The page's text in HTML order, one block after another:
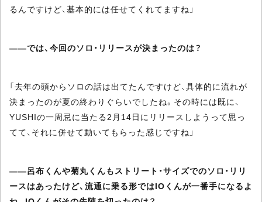
るんですけど、基本的には任せてくれてますね」
――では、今回のソロ・リリースが決まったのは？
「去年の頭からソロの話は出てたんですけど、具体的に流れが
決まったのが夏の終わりぐらいでしたね。その時には既に、
YUSHIの一周忌に当たる2月14日にリリースしようって思っ
てて、それに併せて動いてもらった感じですね」
――呂布くんや菊丸くんもストリート・サイズでのソロ・リリ
ースはあったけど、流通に乗る形ではIOくんが一番手になるよ